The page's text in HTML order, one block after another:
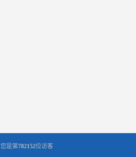
您是第782152位访客